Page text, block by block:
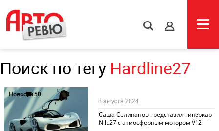
s
Поиск по тегу Hardline27
Новости50
Саша Селипанов представил гиперкар
Nilu27 с атмосферным мотором V12
8 августа 2024